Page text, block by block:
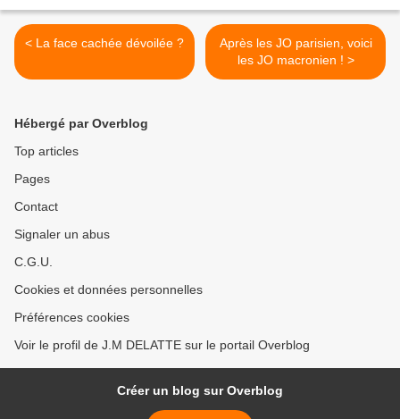
< La face cachée dévoilée ?
Après les JO parisien, voici
les JO macronien ! >
Hébergé par Overblog
Top articles
Pages
Contact
Signaler un abus
C.G.U.
Cookies et données personnelles
Préférences cookies
Voir le profil de J.M DELATTE sur le portail Overblog
Créer un blog sur Overblog